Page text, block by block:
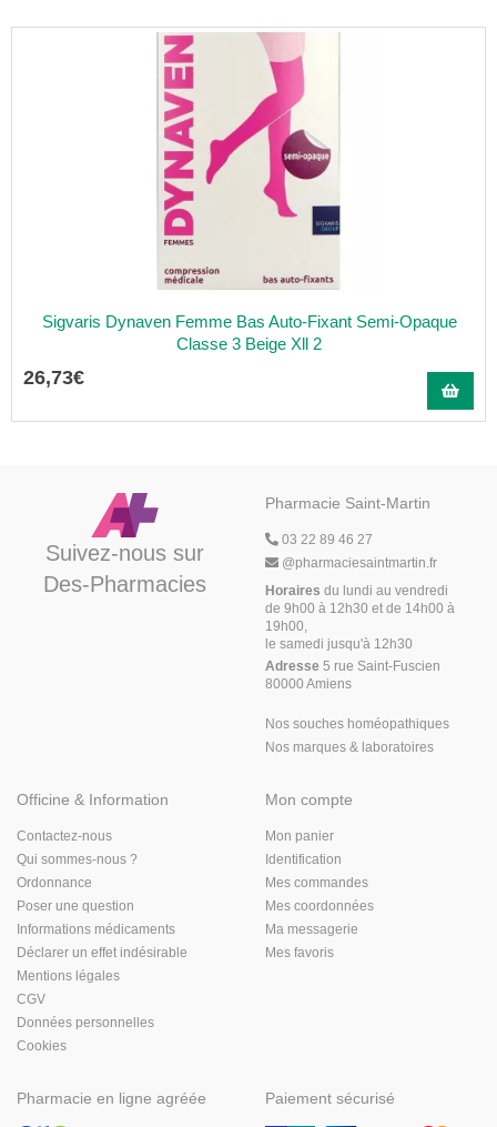
Sigvaris Dynaven Femme Bas Auto-Fixant Semi-Opaque
Classe 3 Beige Xll 2
26,73€
Suivez-nous sur
Des-Pharmacies
Pharmacie Saint-Martin
03 22 89 46 27
@pharmaciesaintmartin.fr
Horaires du lundi au vendredi
de 9h00 à 12h30 et de 14h00 à
19h00,
le samedi jusqu'à 12h30
Adresse 5 rue Saint-Fuscien
80000 Amiens
Nos souches homéopathiques
Nos marques & laboratoires
Officine & Information
Contactez-nous
Qui sommes-nous ?
Ordonnance
Poser une question
Informations médicaments
Déclarer un effet indésirable
Mentions légales
CGV
Données personnelles
Cookies
Mon compte
Mon panier
Identification
Mes commandes
Mes coordonnées
Ma messagerie
Mes favoris
Pharmacie en ligne agréée Paiement sécurisé